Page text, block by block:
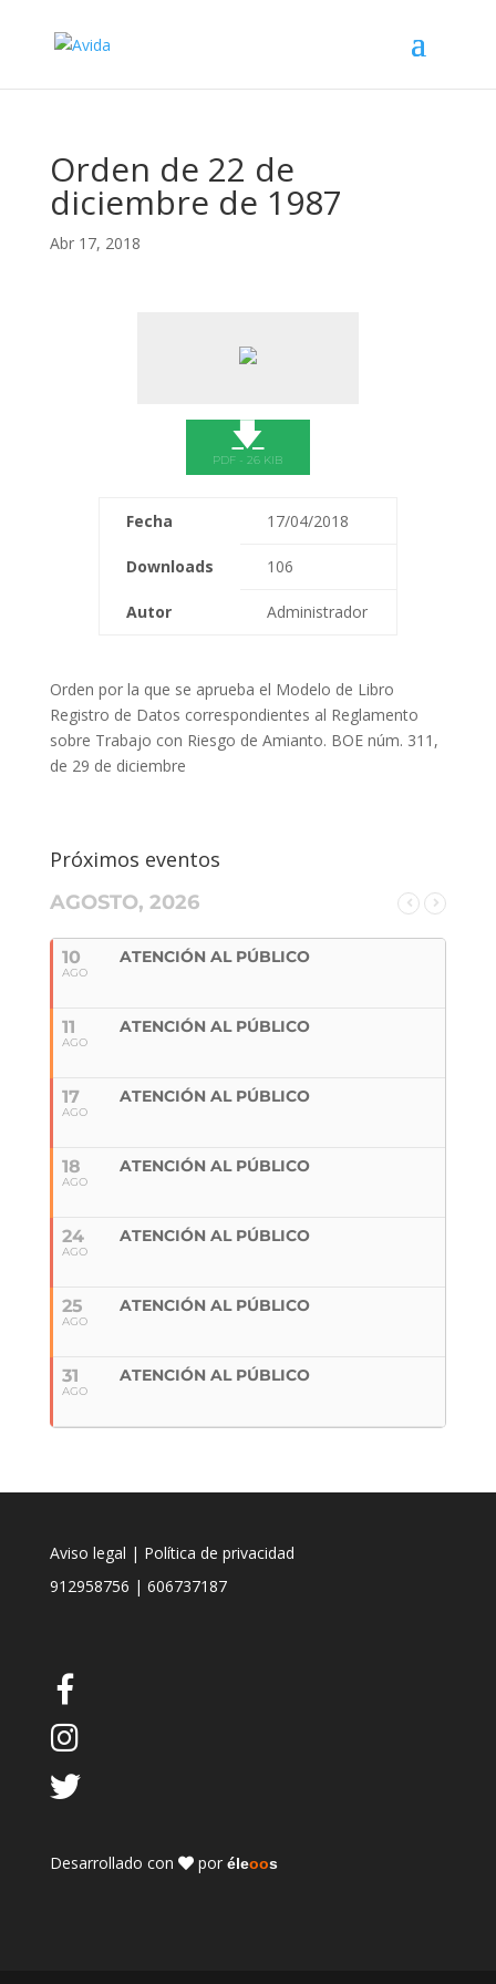
Orden de 22 de
diciembre de 1987
Abr 17, 2018
🡇
PDF - 26 KIB
Fecha 17/04/2018
Downloads 106
Autor Administrador
Orden por la que se aprueba el Modelo de Libro
Registro de Datos correspondientes al Reglamento
sobre Trabajo con Riesgo de Amianto. BOE núm. 311,
de 29 de diciembre
Próximos eventos
AGOSTO, 2026
10
AGO
ATENCIÓN AL PÚBLICO
11
AGO
ATENCIÓN AL PÚBLICO
17
AGO
ATENCIÓN AL PÚBLICO
18
AGO
ATENCIÓN AL PÚBLICO
24
AGO
ATENCIÓN AL PÚBLICO
25
AGO
ATENCIÓN AL PÚBLICO
31
AGO
ATENCIÓN AL PÚBLICO
Aviso legal | Política de privacidad
912958756 | 606737187
Desarrollado con por éleoos